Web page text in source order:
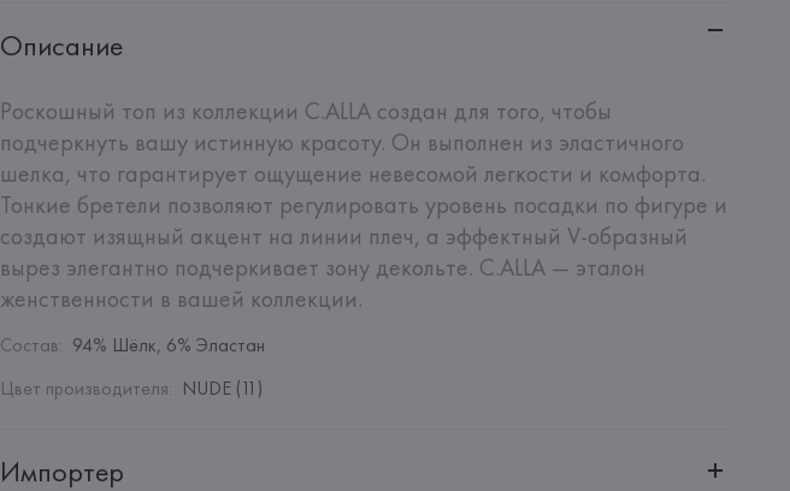
Описание
Роскошный топ из коллекции C.ALLA создан для того, чтобы
подчеркнуть вашу истинную красоту. Он выполнен из эластичного
шелка, что гарантирует ощущение невесомой легкости и комфорта.
Тонкие бретели позволяют регулировать уровень посадки по фигуре и
создают изящный акцент на линии плеч, а эффектный V-образный
вырез элегантно подчеркивает зону декольте. C.ALLA — эталон
женственности в вашей коллекции.
Состав: 94% Шёлк, 6% Эластан
Цвет производителя: NUDE (11)
Импортер